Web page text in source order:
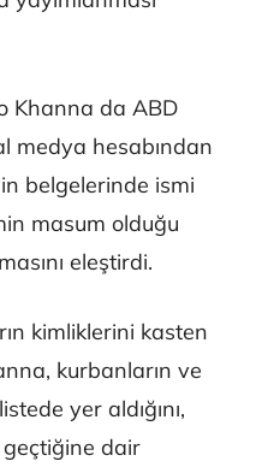
Khanna da ABD
medya hesabından
belgelerinde ismi
masum olduğu
eleştirdi.
kimliklerini kasten
kurbanların ve
yer aldığını,
dair